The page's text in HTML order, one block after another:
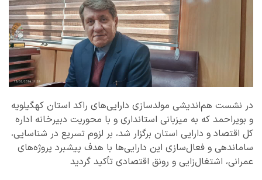
در نشست هم‌اندیشی مولدسازی دارایی‌های راکد استان کهگیلویه
و بویراحمد که به میزبانی استانداری و با محوریت دبیرخانه اداره
کل اقتصاد و دارایی استان برگزار شد، بر لزوم تسریع در شناسایی،
ساماندهی و فعال‌سازی این دارایی‌ها با هدف پیشبرد پروژه‌های
عمرانی، اشتغال‌زایی و رونق اقتصادی تأکید گردید